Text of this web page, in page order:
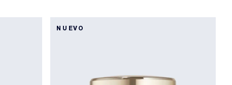
NUEVO